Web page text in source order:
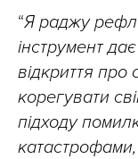
“Я раджу
інструмент
відкриття про
корегувати
підходу